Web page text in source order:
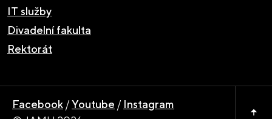
IT služby
Divadelní fakulta
Rektorát
Facebook /Youtube / Instagram